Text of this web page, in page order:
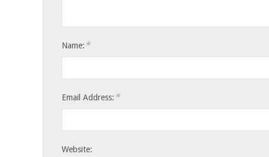
Name: *
Email Address: *
Website: